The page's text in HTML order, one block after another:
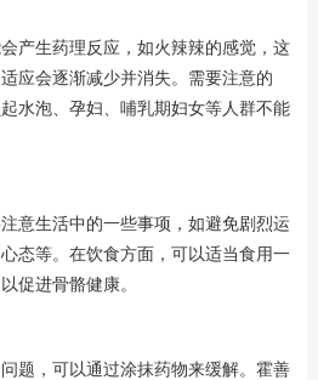
产生药理反应，如火辣辣的感觉，这
应会逐渐减少并消失。需要注意的
水泡、孕妇、哺乳期妇女等人群不能
意生活中的一些事项，如避免剧烈运
态等。在饮食方面，可以适当食用一
促进骨骼健康。
题，可以通过涂抹药物来缓解。霍善